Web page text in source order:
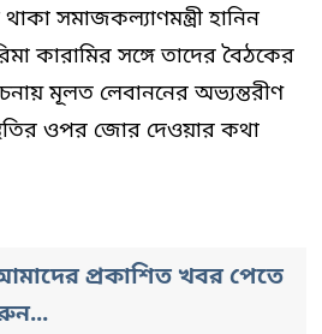
সমাজকল্যাণমন্ত্রী হানিন
কারামির সঙ্গে তাদের বৈঠকের
মূলত লেবাননের অভ্যন্তরীণ
ওপর জোর দেওয়ার কথা
প্রকাশিত খবর পেতে